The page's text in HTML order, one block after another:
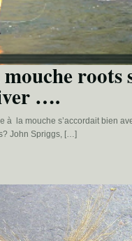
roots
….
à la mouche s’accordait bien
John Spriggs, […]